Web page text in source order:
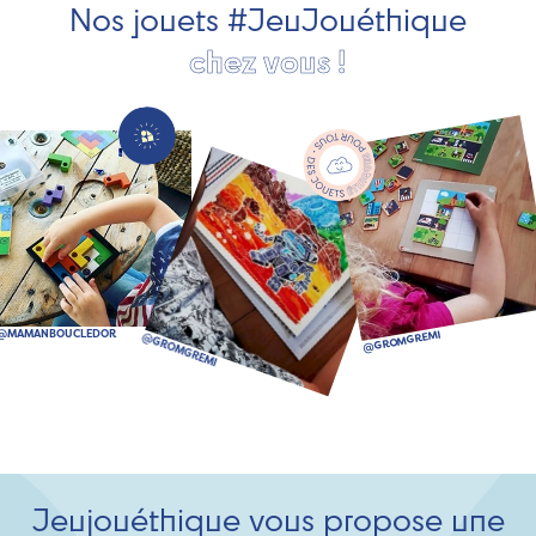
Nos jouets #JeuJouéthique
chez vous !
Jeujouéthique vous propose une